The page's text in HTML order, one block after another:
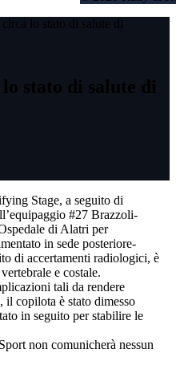
lo stato di salute di
stato di salute di
Stage, a seguito di
#27 Brazzoli-
di Alatri per
in sede posteriore-
di accertamenti radiologici, è
e costale.
tali da rendere
il copilota è stato dimesso
in seguito per stabilire le
non comunicherà nessun